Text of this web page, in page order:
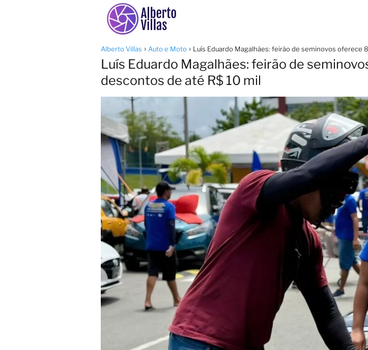
Alberto Villas Auto e Moto Luís Eduardo Magalhães: feirão de seminovos oferece
Luís Eduardo Magalhães: feirão de
descontos de até R$ 10 mil